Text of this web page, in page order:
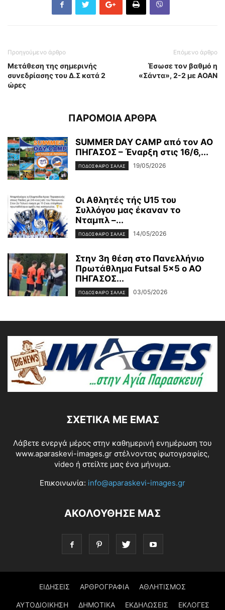
Προηγούμενο άρθρο
Μετάθεση της σημερινής
συνεδρίασης του Δ.Σ κατά 2
ώρες
Επόμενο άρθρο
Έσωσε τον βαθμό η
«Σάντα», 2-2 με ΑΟΑΝ
ΠΑΡΟΜΟΙΑ ΑΡΘΡΑ
SUMMER DAY CAMP από τον ΑΟ
ΠΗΓΑΣΟΣ – Έναρξη στις 16/6,...
ΠΟΔΟΣΦΑΙΡΟ ΣΑΛΑΣ 19/05/2026
Οι Αθλητές τής U15 του
Συλλόγου μας έκαναν το
Νταμπλ –...
ΠΟΔΟΣΦΑΙΡΟ ΣΑΛΑΣ 14/05/2026
Στην 3η θέση στο Πανελλήνιο
Πρωτάθλημα Futsal 5×5 ο ΑΟ
ΠΗΓΑΣΟΣ...
ΠΟΔΟΣΦΑΙΡΟ ΣΑΛΑΣ 03/05/2026
ΣΧΕΤΙΚΆ ΜΕ ΕΜΆΣ
Λάβετε ενεργά μέρος στην καθημερινή ενημέρωση του
www.aparaskevi-images.gr στέλνοντας φωτογραφίες,
video ή στείλτε μας ένα μήνυμα.
Επικοινωνία: info@aparaskevi-images.gr
ΑΚΟΛΟΥΘΗΣΕ ΜΑΣ
ΕΙΔΗΣΕΙΣ ΑΡΘΡΟΓΡΑΦΙΑ ΑΘΛΗΤΙΣΜΟΣ
ΑΥΤΟΔΙΟΙΚΗΣΗ ΔΗΜΟΤΙΚΑ ΕΚΔΗΛΩΣΕΙΣ ΕΚΛΟΓΕΣ